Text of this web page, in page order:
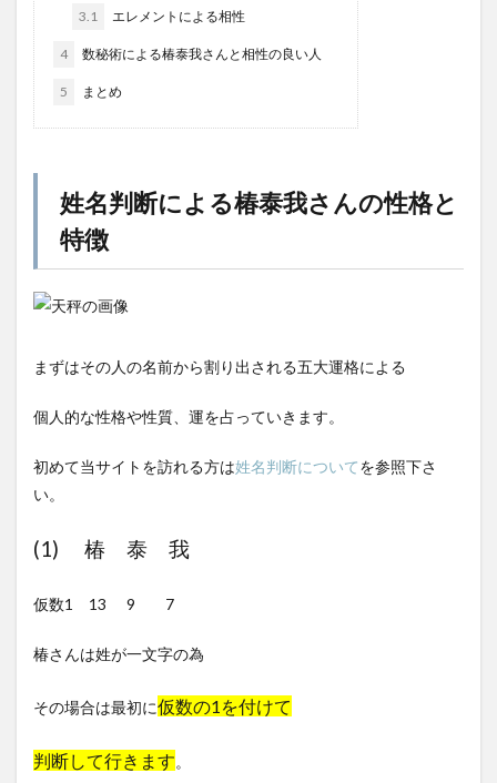
3.1 エレメントによる相性
4 数秘術による椿泰我さんと相性の良い人
5 まとめ
姓名判断による椿泰我さんの性格と
特徴
まずはその人の名前から割り出される五大運格による
個人的な性格や性質、運を占っていきます。
初めて当サイトを訪れる方は姓名判断についてを参照下さ
い。
(1) 椿 泰 我
仮数1 13 9 7
椿さんは姓が一文字の為
その場合は最初に仮数の1を付けて
判断して行きます。